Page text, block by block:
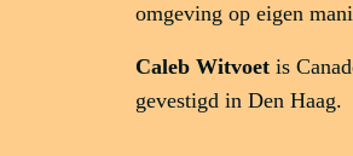
omgeving op eigen
Caleb Witvoet is
gevestigd in Den Haag.